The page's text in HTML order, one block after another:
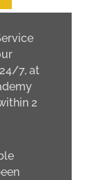
7, at
2